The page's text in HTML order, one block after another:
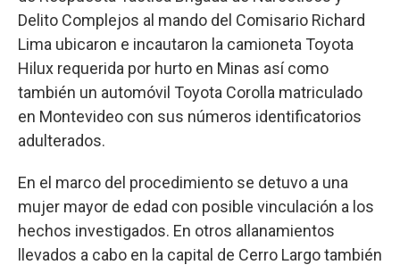
Delito Complejos al mando del Comisario Richard
Lima ubicaron e incautaron la camioneta Toyota
Hilux requerida por hurto en Minas así como
también un automóvil Toyota Corolla matriculado
en Montevideo con sus números identificatorios
adulterados.
En el marco del procedimiento se detuvo a una
mujer mayor de edad con posible vinculación a los
hechos investigados. En otros allanamientos
llevados a cabo en la capital de Cerro Largo también